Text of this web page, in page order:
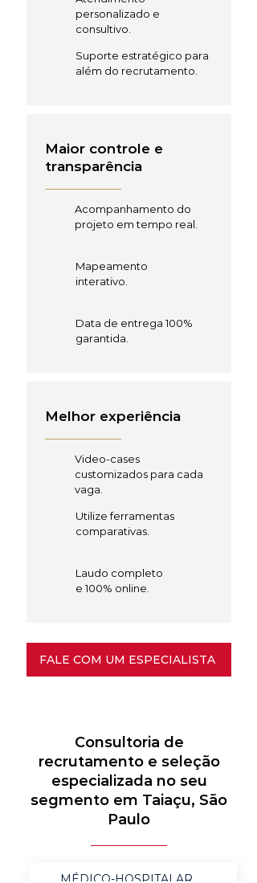
personalizado e
consultivo.
Suporte estratégico para
além do recrutamento.
Maior controle e
transparência
Acompanhamento do
projeto em tempo real.
Mapeamento
interativo.
Data de entrega 100%
garantida.
Melhor experiência
Video-cases
customizados para cada
vaga.
Utilize ferramentas
comparativas.
Laudo completo
e 100% online.
FALE COM UM ESPECIALISTA
Consultoria de
recrutamento e seleção
especializada no seu
segmento em Taiaçu, São
Paulo
MÉDICO-HOSPITALAR